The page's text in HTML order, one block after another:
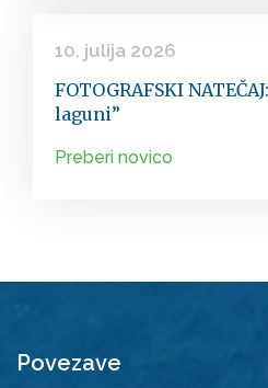
10. julija 2026
FOTOGRAFSKI
laguni”
Preberi novico
Povezave